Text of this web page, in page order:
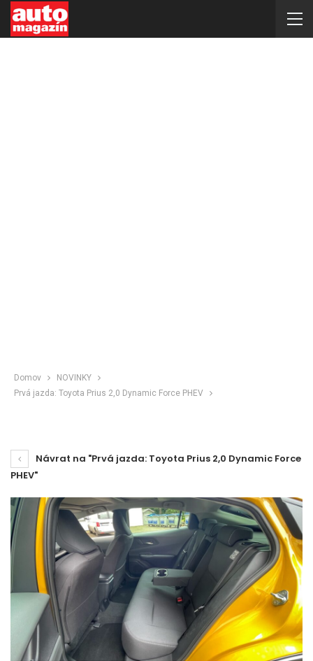
Domov
NOVINKY
Prvá jazda: Toyota Prius 2,0 Dynamic Force PHEV
Návrat na "Prvá jazda: Toyota Prius 2,0 Dynamic Force
PHEV"